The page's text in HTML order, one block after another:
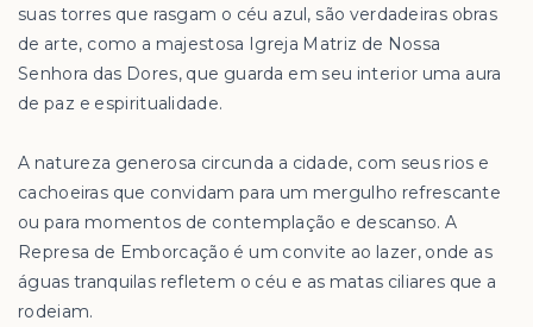
suas torres que rasgam o céu azul, são verdadeiras obras
de arte, como a majestosa Igreja Matriz de Nossa
Senhora das Dores, que guarda em seu interior uma aura
de paz e espiritualidade.
A natureza generosa circunda a cidade, com seus rios e
cachoeiras que convidam para um mergulho refrescante
ou para momentos de contemplação e descanso. A
Represa de Emborcação é um convite ao lazer, onde as
águas tranquilas refletem o céu e as matas ciliares que a
rodeiam.